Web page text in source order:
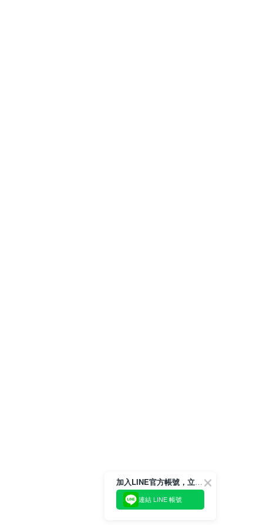
加入LINE官方帳號，立即獲得$100購物金!
連結 LINE 帳號